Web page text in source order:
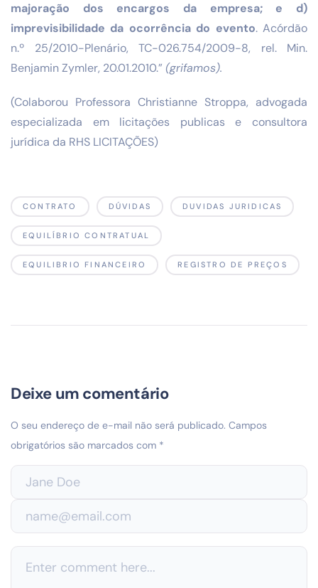
majoração dos encargos da empresa; e d)
imprevisibilidade da ocorrência do evento. Acórdão
n.º 25/2010-Plenário, TC-026.754/2009-8, rel. Min.
Benjamin Zymler, 20.01.2010.” (grifamos).
(Colaborou Professora Christianne Stroppa, advogada
especializada em licitações publicas e consultora
jurídica da RHS LICITAÇÕES)
CONTRATO DÚVIDAS DUVIDAS JURIDICAS
EQUILÍBRIO CONTRATUAL
EQUILIBRIO FINANCEIRO REGISTRO DE PREÇOS
Deixe um comentário
O seu endereço de e-mail não será publicado. Campos
obrigatórios são marcados com *